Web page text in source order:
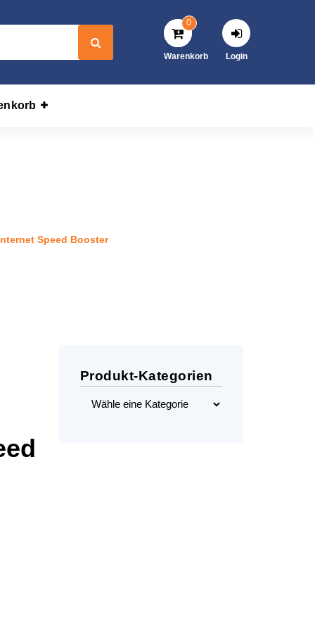
0
Warenkorb Login
Speed Booster
Produkt-Kategorien